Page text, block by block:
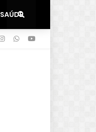
SAÚDE